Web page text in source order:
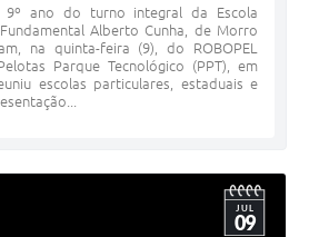
ano do turno integral da Escola
Alberto Cunha, de Morro
na quinta-feira (9), do ROBOPEL
Parque Tecnológico (PPT), em
escolas particulares, estaduais e
JUL
09